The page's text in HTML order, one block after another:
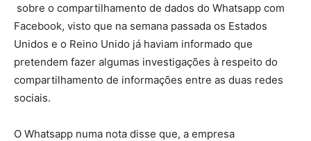
sobre o compartilhamento de dados do Whatsapp com
Facebook, visto que na semana passada os Estados
Unidos e o Reino Unido já haviam informado que
pretendem fazer algumas investigações à respeito do
compartilhamento de informações entre as duas redes
sociais.
O Whatsapp numa nota disse que, a empresa